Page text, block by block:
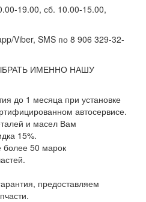
19.00, сб. 10.00-15.00,
Viber, SMS по 8 906 329-32-
ИМЕННО НАШУ
до 1 месяца при установке
автосервисе.
и масел Вам
15%.
более 50 марок
предоставляем